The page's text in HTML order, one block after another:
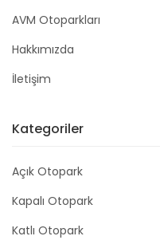
AVM Otoparkları
Hakkımızda
İletişim
Kategoriler
Açık Otopark
Kapalı Otopark
Katlı Otopark